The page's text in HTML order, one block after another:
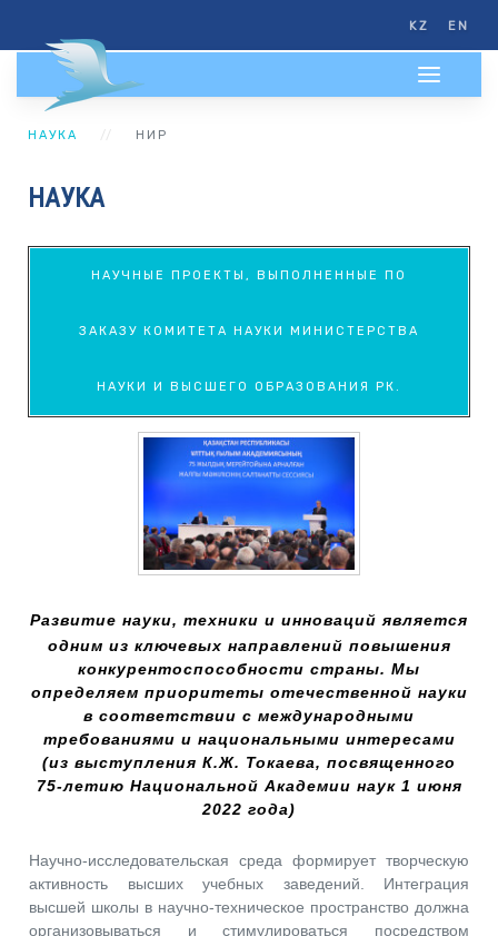
KZ EN
НАУКА НИР
НАУКА
НАУЧНЫЕ ПРОЕКТЫ, ВЫПОЛНЕННЫЕ ПО
ЗАКАЗУ КОМИТЕТА НАУКИ МИНИСТЕРСТВА
НАУКИ И ВЫСШЕГО ОБРАЗОВАНИЯ РК.
Развитие науки, техники и инноваций является
одним из ключевых направлений повышения
конкурентоспособности страны. Мы
определяем приоритеты отечественной науки
в соответствии с международными
требованиями и национальными интересами
(из выступления К.Ж. Токаева, посвященного
75-летию Национальной Академии наук 1 июня
2022 года)
Научно-исследовательская среда формирует творческую
активность высших учебных заведений. Интеграция
высшей школы в научно-техническое пространство должна
организовываться и стимулироваться посредством